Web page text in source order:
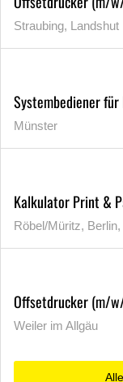
Straubing, Landshut
Systembediener
Münster
Kalkulator Print &
Röbel/Müritz,
Offsetdrucker (m/
Weiler im Allgäu